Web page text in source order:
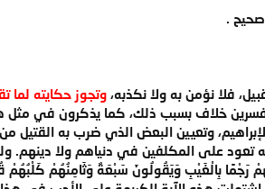
.
فلا نؤمن به ولا نكذبه، وتجوز حكايته لما
خلاف بسبب ذلك، كما يذكرون في
وتعيين البعض الذي ضرب به القتيل
تعود على المكلفين في دنياهم ولا
بِالْغَيْبِ وَيَقُولُونَ سَبْعَةٌ وَثَامِنُهُمْ كَلْبُهُمْ قُلْ